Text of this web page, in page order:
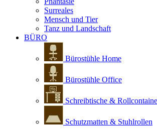
Surreales
Mensch und Tier
Tanz und Landschaft
BÜRO
Bürostühle Home
Bürostühle Office
Schreibtische &
Schutzmatten & Stuhlrollen